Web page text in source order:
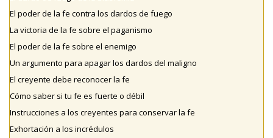
El poder de la fe contra los dardos de fuego
La victoria de la fe sobre el paganismo
El poder de la fe sobre el enemigo
Un argumento para apagar los dardos del maligno
El creyente debe reconocer la fe
Cómo saber si tu fe es fuerte o débil
Instrucciones a los creyentes para conservar la fe
Exhortación a los incrédulos